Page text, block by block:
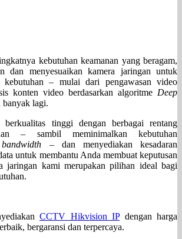
kebutuhan keamanan yang beragam,
dan menyesuaikan kamera jaringan untuk
kebutuhan – mulai dari pengawasan video
konten video berdasarkan algoritme Deep
banyak lagi.
berkualitas tinggi dengan berbagai rentang
– sambil meminimalkan kebutuhan
bandwidth – dan menyediakan kesadaran
untuk membantu Anda membuat keputusan
jaringan kami merupakan pilihan ideal bagi
CCTV Hikvision IPdengan harga
bergaransi dan terpercaya.